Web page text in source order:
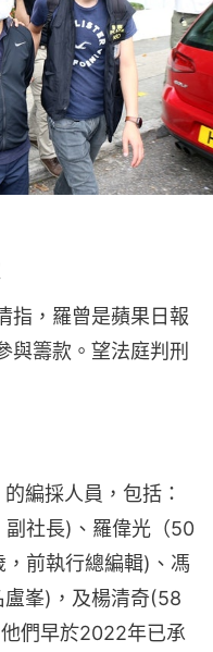
指，羅曾是蘋果日報
與籌款。望法庭判刑
編採人員，包括：
社長)、羅偉光（50
前執行總編輯)、馮
峯)，及楊清奇(58
們早於2022年已承